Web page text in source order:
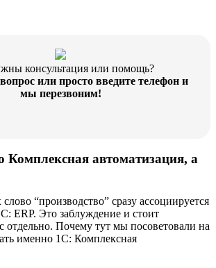
консультация или помощь?
или просто введите телефон и
мы перезвоним!
Комплексная автоматизация, а
“производство” сразу ассоциируется
ERP. Это заблуждение и стоит
отдельно. Почему тут мы посоветовали на
именно 1С: Комплексная